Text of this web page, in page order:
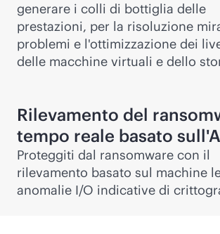
generare i colli di bottiglia delle
prestazioni, per la risoluzione
problemi e l'ottimizzazione dei
delle macchine virtuali e dello
Rilevamento del
tempo reale basato
Proteggiti dal ransomware con il
rilevamento basato sul machine
anomalie I/O indicative di